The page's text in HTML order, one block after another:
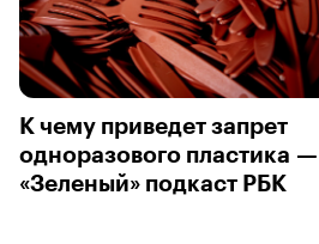
К чему приведет запрет
одноразового пластика —
«Зеленый» подкаст РБК